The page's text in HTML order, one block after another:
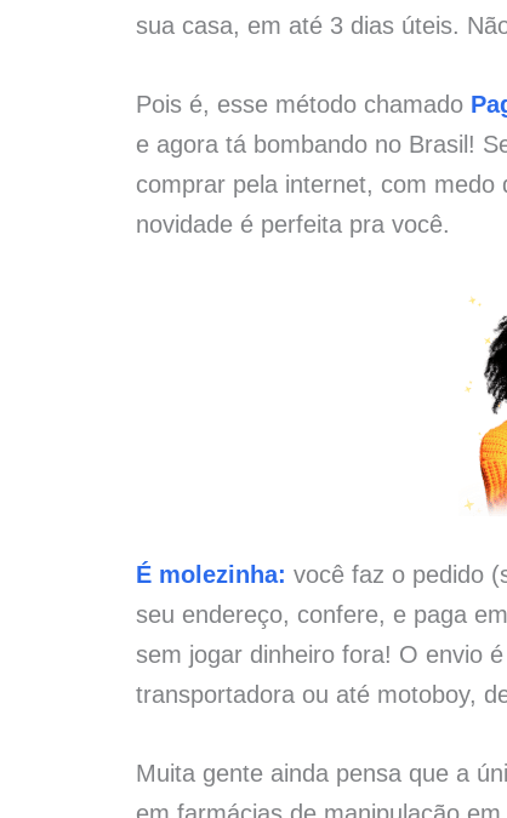
sua casa, em até 3 dias úteis.
Pois é, esse método chamado
e agora tá bombando no Brasil!
comprar pela internet, com
novidade é perfeita pra você.
É molezinha: você faz o pedido
seu endereço, confere, e paga
sem jogar dinheiro fora! O envio
transportadora ou até motoboy,
Muita gente ainda pensa que a